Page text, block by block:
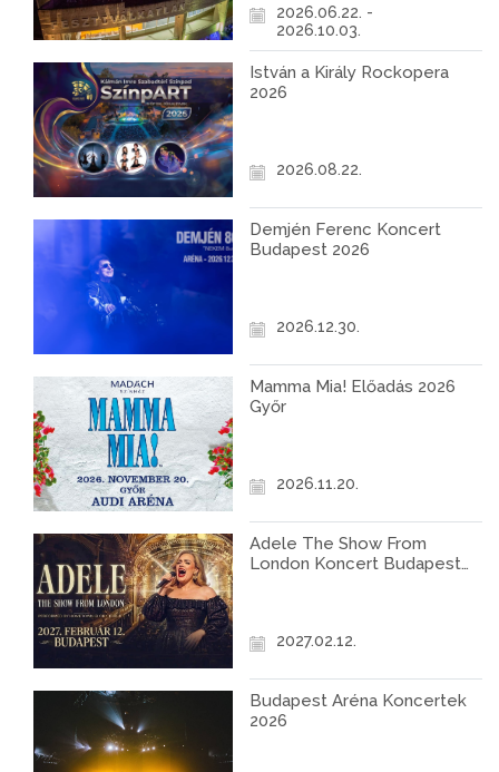
2026.06.22. -
2026.10.03.
István a Király Rockopera
2026
2026.08.22.
Demjén Ferenc Koncert
Budapest 2026
2026.12.30.
Mamma Mia! Előadás 2026
Győr
2026.11.20.
Adele The Show From
London Koncert Budapest
2027.02.12.
Budapest Aréna Koncertek
2026